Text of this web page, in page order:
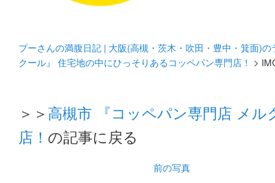
プーさんの満腹日記 | 大阪(高槻・茨木・吹田・豊中・箕面)
クール』 住宅地の中にひっそりあるコッペパン専門店！ >
＞＞ 高槻市 『コッペパン専門店 メ
店！ の記事に戻る
前の写真